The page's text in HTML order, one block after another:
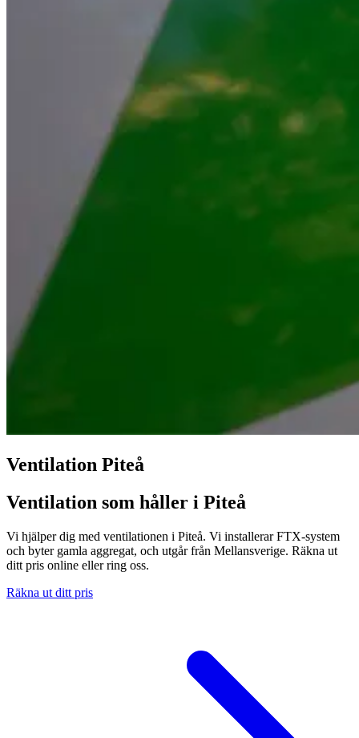
Ventilation Piteå
Ventilation som håller i Piteå
Vi hjälper dig med ventilationen i Piteå. Vi installerar FTX-system
och byter gamla aggregat, och utgår från Mellansverige. Räkna ut
ditt pris online eller ring oss.
Räkna ut ditt pris